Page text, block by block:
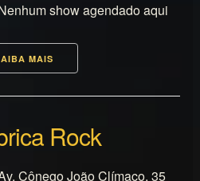
show agendado aqui
MAIS
Rock
Cônego João Clímaco, 35